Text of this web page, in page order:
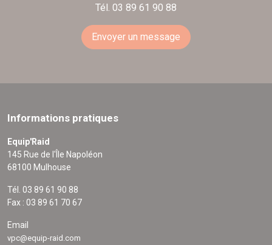
Tél. 03 89 61 90 88
Envoyer un message
Informations pratiques
Equip'Raid
145 Rue de l'Île Napoléon
68100 Mulhouse
Tél. 03 89 61 90 88
Fax : 03 89 61 70 67
Email
vpc@equip-raid.com